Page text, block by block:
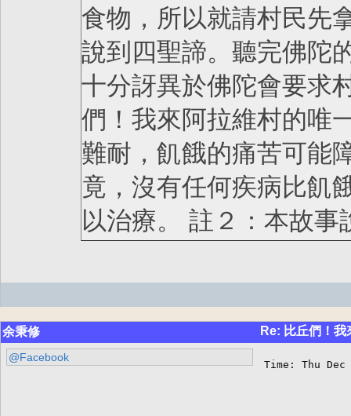
食物，所以就請村民先
說到四聖諦。聽完佛陀
十分訝異於佛陀會要求
們！我來阿拉維村的唯
難耐，飢餓的痛苦可能
竟，沒有任何疾病比飢
以治療。 註２：本故
余秉修 Re: 比丘們！
@Facebook
Time: Thu